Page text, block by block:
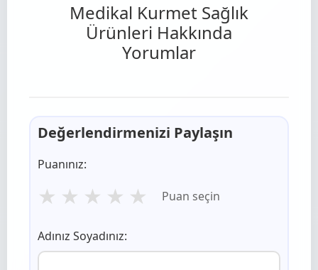
Medikal Kurmet Sağlık
Ürünleri Hakkında
Yorumlar
Değerlendirmenizi Paylaşın
Puanınız:
★ ★ ★ ★ ★ Puan seçin
Adınız Soyadınız: